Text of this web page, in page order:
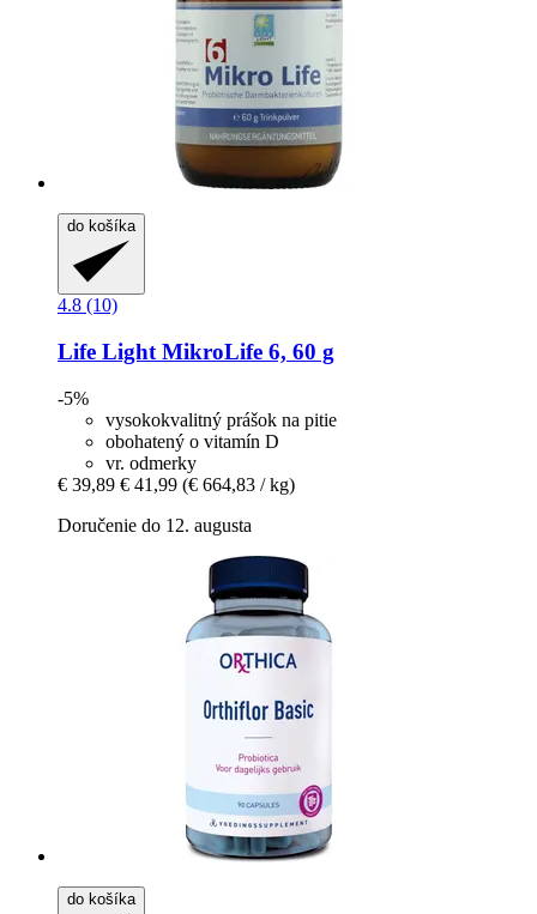
do košíka
4.8 (10)
Life Light MikroLife 6, 60 g
-5%
vysokokvalitný prášok na pitie
obohatený o vitamín D
vr. odmerky
€ 39,89 € 41,99 (€ 664,83 / kg)
Doručenie do 12. augusta
do košíka